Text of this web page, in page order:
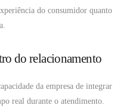
do consumidor quanto
do relacionamento
da empresa de integrar
real durante o atendimento.